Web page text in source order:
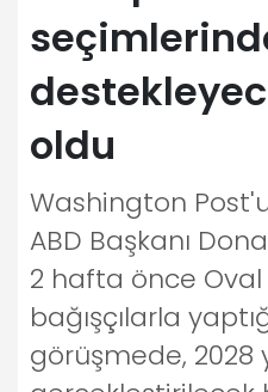
oldu
Washington
ABD Başkanı
2 hafta önce Oval
bağışçılarla
görüşmede, 2028